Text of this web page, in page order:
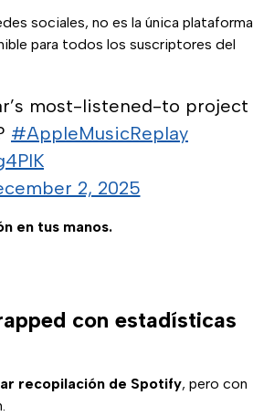
sociales, no es la única plataforma
para todos los suscriptores del
most-listened-to project
#AppleMusicReplay
2, 2025
en tus manos.
con estadísticas
recopilación de Spotify, pero con